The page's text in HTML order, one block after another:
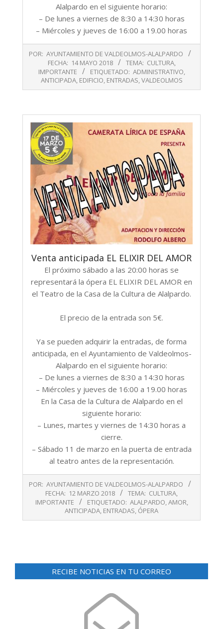
Alalpardo en el siguiente horario:
– De lunes a viernes de 8:30 a 14:30 horas
– Miércoles y jueves de 16:00 a 19.00 horas
05-
POR: AYUNTAMIENTO DE VALDEOLMOS-ALALPARDO
FECHA: 14 MAYO 2018 TEMA: CULTURA,
IMPORTANTE
ETIQUETADO: ADMINISTRATIVO
ANTICIPADA, EDIFICIO ENTRADAS VALDEOLMOS
Venta anticipada EL ELIXIR DEL AMOR
El próximo sábado a las 20:00 horas se
representará la ópera EL ELIXIR DEL AMOR en
el Teatro de la Casa de la Cultura de Alalpardo.
El precio de la entrada son 5€.
Ya se pueden adquirir la entradas, de forma
anticipada, en el Ayuntamiento de Valdeolmos-
Alalpardo en el siguiente horario:
– De lunes a viernes de 8:30 a 14:30 horas
– Miércoles y jueves de 16:00 a 19.00 horas
En la Casa de la Cultura de Alalpardo en el
siguiente horario:
– Lunes, martes y viernes de 14:30 horas a
cierre.
– Sábado 11 de marzo en la puerta de entrada
al teatro antes de la representación.
03-
POR: AYUNTAMIENTO DE VALDEOLMOS-ALALPARDO
FECHA: 12 MARZO 2018 TEMA: CULTURA
IMPORTANTE
ETIQUETADO: ALALPARDO AMOR
ANTICIPADA ENTRADAS ÓPERA
RECIBE NOTICIAS EN TU CORREO